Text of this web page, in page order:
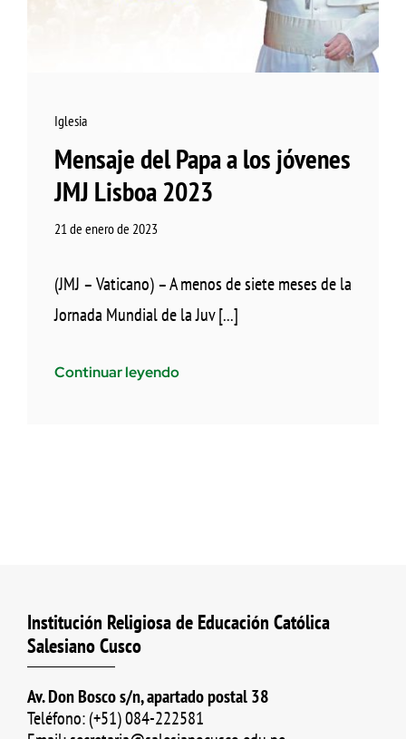
Iglesia
Mensaje del Papa a los jóvenes
JMJ Lisboa 2023
21 de enero de 2023
(JMJ – Vaticano) – A menos de siete meses de la
Jornada Mundial de la Juv [...]
Continuar leyendo
Institución Religiosa de Educación Católica
Salesiano Cusco
Av. Don Bosco s/n, apartado postal 38
Teléfono: (+51) 084-222581